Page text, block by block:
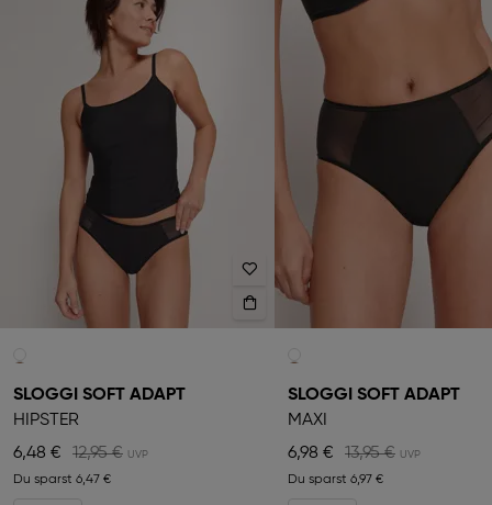
SLOGGI SOFT ADAPT
HIPSTER
6,48 €
12,95 €
Du sparst 6,47 €
SLOGGI SOFT ADAPT
MAXI
6,98 €
13,95 €
Du sparst 6,97 €